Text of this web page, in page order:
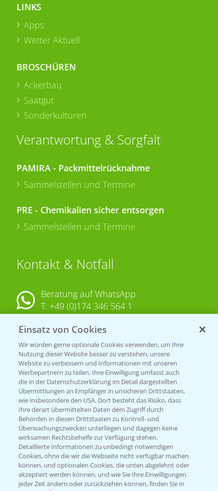
LINKS
Apps
Wetter Aktuell
BROSCHÜREN
Ackerbau
Saatgut
Sonderkulturen
Verantwortung & Sorgfalt
PAMIRA - Packmittelrücknahme
Sammelstellen und Termine
PRE - Chemikalien sicher entsorgen
Sammelstellen und Termine
Kontakt & Notfall
Beratung auf WhatsApp
T. +49 (0)174 346 564 1
KONTAKT
Hilfe in Notfällen
T.+49 (0)214/30-20220
Folgen Sie uns
Einsatz von Cookies
Wir würden gerne optionale Cookies verwenden, um Ihre
Nutzung dieser Website besser zu verstehen, unsere
Website zu verbessern und Informationen mit unseren
Werbepartnern zu teilen. Ihre Einwilligung umfasst auch
die in der Datenschutzerklärung im Detail dargestellten
Übermittlungen an Empfänger in unsicheren Drittstaaten,
wie insbesondere den USA. Dort besteht das Risiko, dass
Ihre derart übermittelten Daten dem Zugriff durch
Behörden in diesen Drittstaaten zu Kontroll- und
Überwachungszwecken unterliegen und dagegen keine
wirksamen Rechtsbehelfe zur Verfügung stehen.
Detaillierte Informationen zu unbedingt notwendigen
Cookies, ohne die wir die Webseite nicht verfügbar machen
können, und optionalen Cookies, die unten abgelehnt oder
akzeptiert werden können, und wie Sie Ihre Einwilligungen
jeder Zeit ändern oder zurückziehen können, finden Sie in